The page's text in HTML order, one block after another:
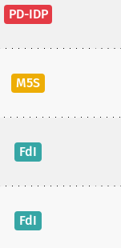
PD-IDP
M5S
FdI
FdI